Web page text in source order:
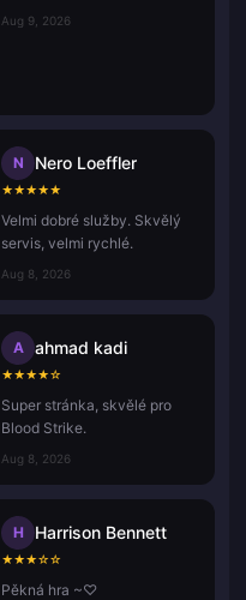
Aug 9, 2026
N Nero Loeffler
★★★★★
Velmi dobré služby. Skvělý
servis, velmi rychlé.
Aug 8, 2026
A ahmad kadi
★★★★☆
Super stránka, skvělé pro
Blood Strike.
Aug 8, 2026
H Harrison Bennett
★★★☆☆
Pěkná hra ~♡